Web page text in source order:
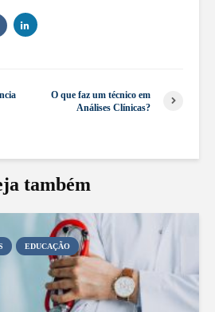
O que faz um técnico em
Análises Clínicas?
também
EDUCAÇÃO